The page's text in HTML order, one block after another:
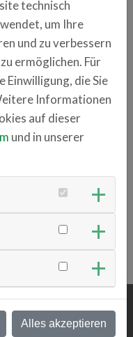
technisch
um Ihre
und zu verbessern
ermöglichen. Für
Einwilligung, die Sie
Informationen
auf dieser
und in unserer
Alles akzeptieren